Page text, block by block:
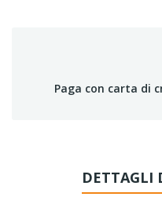
Paga con carta di
DETTAGLI